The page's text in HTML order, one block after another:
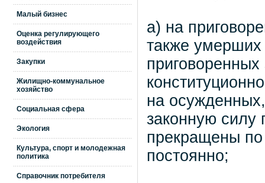
Малый бизнес
Оценка регулирующего
воздействия
Закупки
Жилищно-коммунальное
хозяйство
Социальная сфера
Экология
Культура, спорт и молодежная
политика
Справочник потребителя
а) на
также
на
законную силу
прекращены
постоянно;